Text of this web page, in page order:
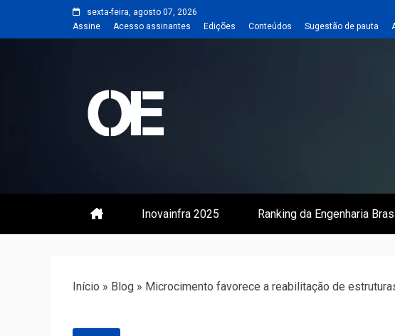
sexta-feira, agosto 07, 2026
Assine
Acesso assinantes Edições Conteúdos Sugestão de pauta
Revista | O
Inovainfra 2025 Ranking da Engenharia
Início » Blog » Microcimento favorece a reabilitação de